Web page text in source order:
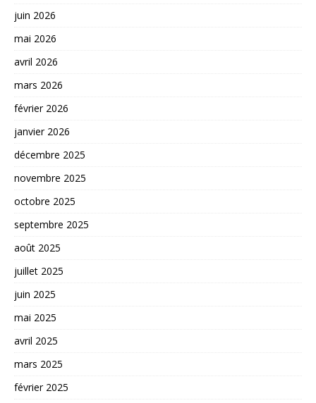
juin 2026
mai 2026
avril 2026
mars 2026
février 2026
janvier 2026
décembre 2025
novembre 2025
octobre 2025
septembre 2025
août 2025
juillet 2025
juin 2025
mai 2025
avril 2025
mars 2025
février 2025